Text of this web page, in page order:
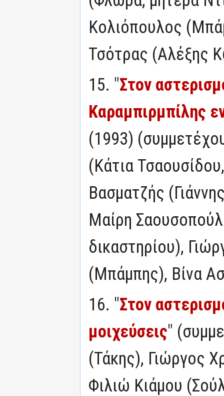
Κολιόπουλος
Τσότρας (Αλέξης
15. "Στον
Καραμπιρμπίλης
(1993)
(Κάτια
Βασματζής
Μαίρη
δικαστηρίου),
(Μπάμπης), Βίνα
16. "Στον
μοιχεύσεις"
(Τάκης), Γιώργος
Φιλιώ Κιάμου